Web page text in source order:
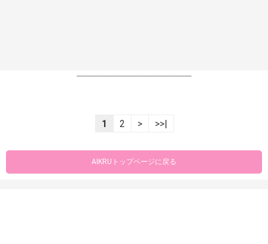
----------------------------------------------------------------
1 2 > >>|
AIKRUトップページに戻る